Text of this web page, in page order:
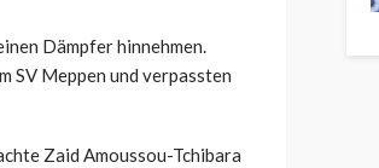
Dämpfer hinnehmen.
SV Meppen und verpassten
Zaid Amoussou-Tchibara